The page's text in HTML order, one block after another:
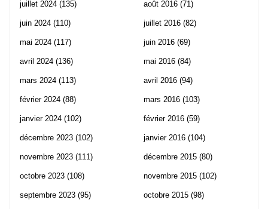
juillet 2024 (135)
juin 2024 (110)
mai 2024 (117)
avril 2024 (136)
mars 2024 (113)
février 2024 (88)
janvier 2024 (102)
décembre 2023 (102)
novembre 2023 (111)
octobre 2023 (108)
septembre 2023 (95)
août 2016 (71)
juillet 2016 (82)
juin 2016 (69)
mai 2016 (84)
avril 2016 (94)
mars 2016 (103)
février 2016 (59)
janvier 2016 (104)
décembre 2015 (80)
novembre 2015 (102)
octobre 2015 (98)